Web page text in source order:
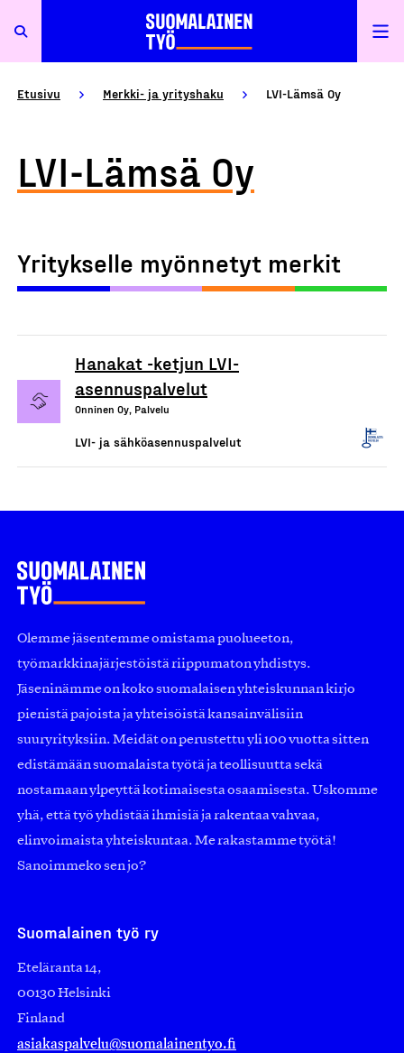
Etusivu Merkki- ja yrityshaku LVI-Lämsä Oy
LVI-Lämsä Oy
Yritykselle myönnetyt merkit
Hanakat -ketjun LVI-
asennuspalvelut
Onninen Oy, Palvelu
LVI- ja sähköasennuspalvelut
Olemme jäsentemme omistama puolueeton,
työmarkkinajärjestöistä riippumaton yhdistys.
Jäseninämme on koko suomalaisen yhteiskunnan kirjo
pienistä pajoista ja yhteisöistä kansainvälisiin
suuryrityksiin. Meidät on perustettu yli 100 vuotta sitten
edistämään suomalaista työtä ja teollisuutta sekä
nostamaan ylpeyttä kotimaisesta osaamisesta. Uskomme
yhä, että työ yhdistää ihmisiä ja rakentaa vahvaa,
elinvoimaista yhteiskuntaa. Me rakastamme työtä!
Sanoimmeko sen jo?
Suomalainen työ ry
Eteläranta 14,
00130 Helsinki
Finland
asiakaspalvelu@suomalainentyo.fi